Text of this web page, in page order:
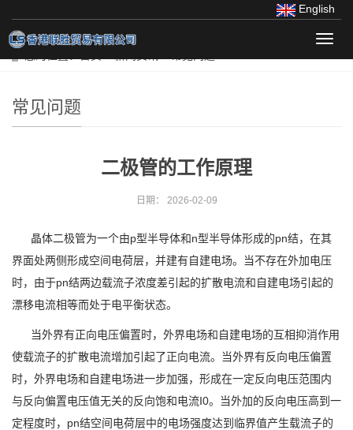
English
导
常见问题
二极管的工作原理
日期： 2026-02-09
晶体二极管为一个由p型半导体和n型半导体形成的pn结，在其
界面处两侧形成空间电荷层，并建有自建电场。当不存在外加电压
时，由于pn结两边载流子浓度差引起的扩散电流和自建电场引起的
漂移电流相等而处于电平衡状态。
当外界有正向电压偏置时，外界电场和自建电场的互相抑消作用
使载流子的扩散电流增加引起了正向电流。当外界有反向电压偏置
时，外界电场和自建电场进一步加强，形成在一定反向电压范围内
与反向偏置电压值无关的反向饱和电流I0。当外加的反向电压高到一
定程度时，pn结空间电荷层中的电场强度达到临界值产生载流子的